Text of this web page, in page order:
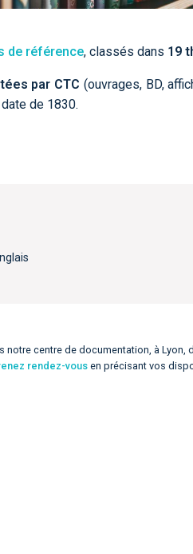
de référence, classés dans 19
par CTC (ouvrages, BD,
de 1830.
notre centre de documentation, à Lyon,
rendez-vous en précisant vos